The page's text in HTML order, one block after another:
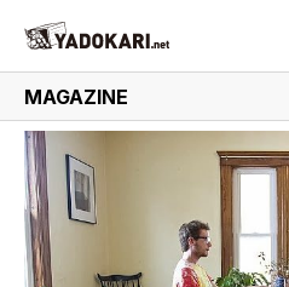
商品検索
MAGAZINE
#砂浜